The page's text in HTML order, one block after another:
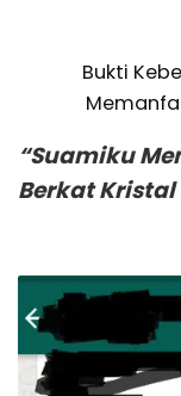
Bukti
“Suamiku
Berkat